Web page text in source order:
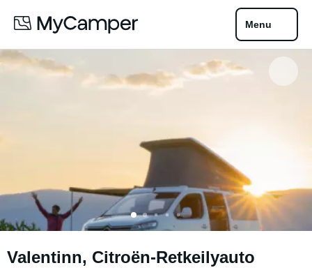
Menu
Valentinn, Citroën-Retkeilyauto